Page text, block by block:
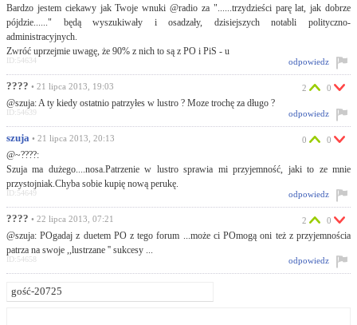
Bardzo jestem ciekawy jak Twoje wnuki @radio za "......trzydzieści parę lat, jak dobrze
pójdzie......" będą wyszukiwały i osadzały, dzisiejszych notabli polityczno-
administracyjnych.
Zwróć uprzejmie uwagę, że 90% z nich to są z PO i PiS - u
odpowiedz
ID:54634
???? • 21 lipca 2013, 19:03
@szuja: A ty kiedy ostatnio patrzyłes w lustro ? Moze trochę za długo ?
2 0
odpowiedz
ID:54639
szuja • 21 lipca 2013, 20:13
@~????:
Szuja ma dużego....nosa.Patrzenie w lustro sprawia mi przyjemność, jaki to ze mnie
przystojniak.Chyba sobie kupię nową perukę.
0 0
odpowiedz
ID:54649
???? • 22 lipca 2013, 07:21
@szuja: POgadaj z duetem PO z tego forum ...może ci POmogą oni też z przyjemnościa
patrza na swoje ,,lustrzane '' sukcesy ...
2 0
odpowiedz
ID:54658